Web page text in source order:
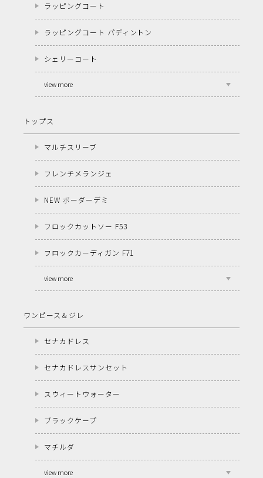
ラッピングコート
ラッピングコート パディントン
シェリーコート
view more
トップス
マルチスリーブ
フレンチメランジェ
NEW ボーダーデミ
フロックカットソー F53
フロックカーディガン F71
view more
ワンピース＆ジレ
セナカドレス
セナカドレスサンセット
スウィートウォーター
ブラックケープ
マチルダ
view more